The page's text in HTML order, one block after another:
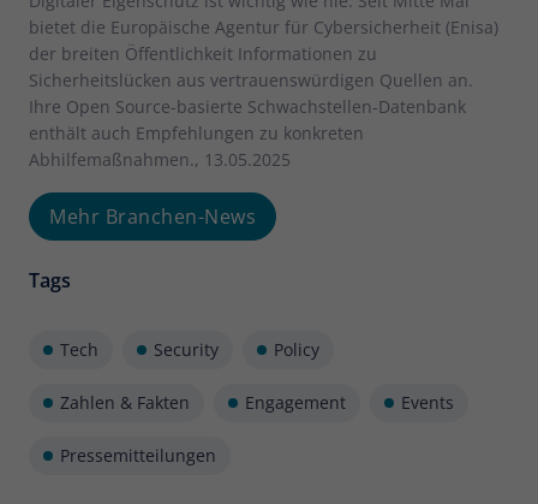
bietet die Europäische Agentur für Cybersicherheit (Enisa)
der breiten Öffentlichkeit Informationen zu
Sicherheitslücken aus vertrauenswürdigen Quellen an.
Ihre Open Source-basierte Schwachstellen-Datenbank
enthält auch Empfehlungen zu konkreten
Abhilfemaßnahmen., 13.05.2025
Mehr Branchen-News
Tags
Tech Security Policy
Zahlen & Fakten Engagement Events
Pressemitteilungen
Zweck
vorübergehenden Speicherung von
Daten für den Besuch verwendet
werden.